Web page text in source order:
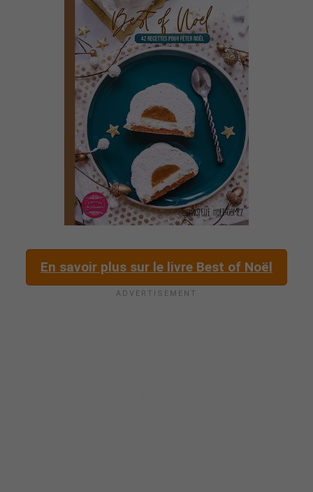
En savoir plus sur le livre Best of Noël